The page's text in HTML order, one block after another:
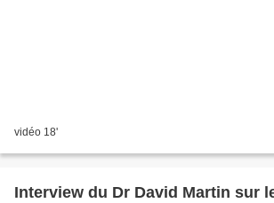
vidéo 18'
Interview du Dr David Martin sur